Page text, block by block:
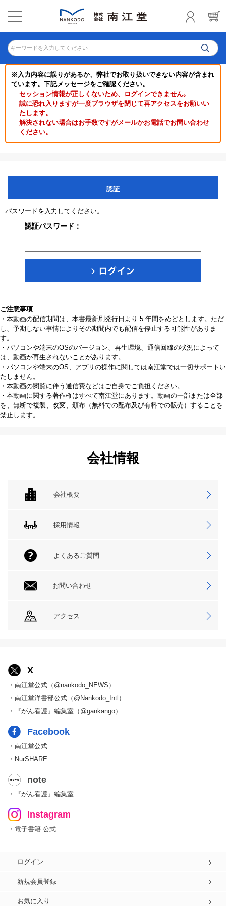
キーワードを入力してください
※入力内容に誤りがあるか、弊社でお取り扱いできない内容が含まれ
ています。下記メッセージをご確認ください。
セッション情報が正しくないため、ログインできません｡
誠に恐れ入りますが一度ブラウザを閉じて再アクセスをお願いい
たします。
解決されない場合はお手数ですがメールかお電話でお問い合わせ
ください。
認証
パスワードを入力してください。
認証パスワード：
ご注意事項
・本動画の配信期間は、本書最新刷発行日より 5 年間をめどとします。ただ
し、予期しない事情によりその期間内でも配信を停止する可能性がありま
す。
・パソコンや端末のOSのバージョン、再生環境、通信回線の状況によって
は、動画が再生されないことがあります。
・パソコンや端末のOS、アプリの操作に関しては南江堂では一切サポートい
たしません。
・本動画の閲覧に伴う通信費などはご自身でご負担ください。
・本動画に関する著作権はすべて南江堂にあります。動画の一部または全部
を、無断で複製、改変、頒布（無料での配布及び有料での販売）することを
禁止します。
会社情報
会社概要
採用情報
よくあるご質問
お問い合わせ
アクセス
X
・南江堂公式（@nankodo_NEWS）
・南江堂洋書部公式（@Nankodo_Intl）
・『がん看護』編集室（@gankango）
Facebook
・南江堂公式
・NurSHARE
note
・『がん看護』編集室
Instagram
・電子書籍 公式
ログイン
新規会員登録
お気に入り